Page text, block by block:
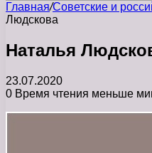
Главная/Советские и
Людскова
Наталья
23.07.2020
0 Время чтения меньше